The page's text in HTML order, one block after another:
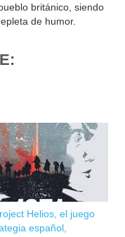
británico, siendo
de humor.
Helios, el juego
español,